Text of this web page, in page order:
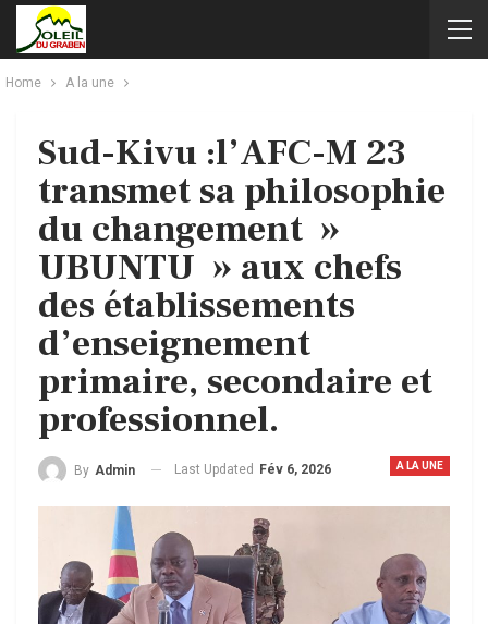
Home A la une
Sud-Kivu :l’AFC-M 23
transmet sa philosophie
du changement »
UBUNTU » aux chefs
des établissements
d’enseignement
primaire, secondaire et
professionnel.
A LA UNE
By Admin Last Updated Fév 6, 2026